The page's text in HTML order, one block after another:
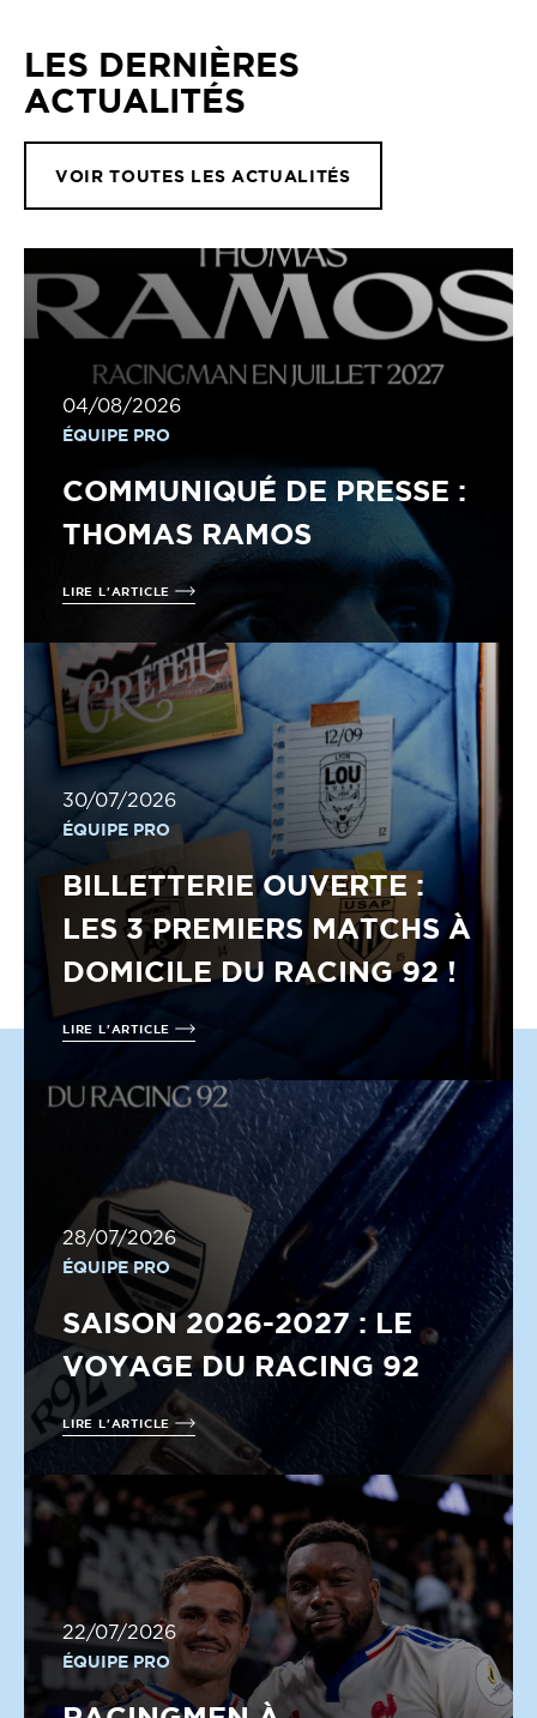
LES DERNIÈRES
ACTUALITÉS
VOIR TOUTES LES ACTUALITÉS
04/08/2026
ÉQUIPE PRO
COMMUNIQUÉ DE PRESSE :
THOMAS RAMOS
LIRE L'ARTICLE
30/07/2026
ÉQUIPE PRO
BILLETTERIE OUVERTE :
LES 3 PREMIERS MATCHS À
DOMICILE DU RACING 92 !
LIRE L'ARTICLE
28/07/2026
ÉQUIPE PRO
SAISON 2026-2027 : LE
VOYAGE DU RACING 92
LIRE L'ARTICLE
22/07/2026
ÉQUIPE PRO